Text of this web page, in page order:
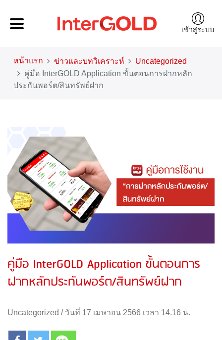
เข้าสู่ระบบ
หน้าแรก ข่าวและบทวิเคราะห์
Uncategorized
คู่มือ InterGOLD Application ขั้นตอนการฝากหลัก
ประกันพอร์ต/สินทรัพย์ฝาก
คู่มือ InterGOLD Application ขั้นตอนการ
ฝากหลักประกันพอร์ต/สินทรัพย์ฝาก
Uncategorized / วันที่ 17 เมษายน 2566 เวลา 14.16 น.